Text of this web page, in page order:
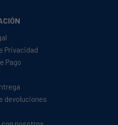
Privacidad
Pago
devoluciones